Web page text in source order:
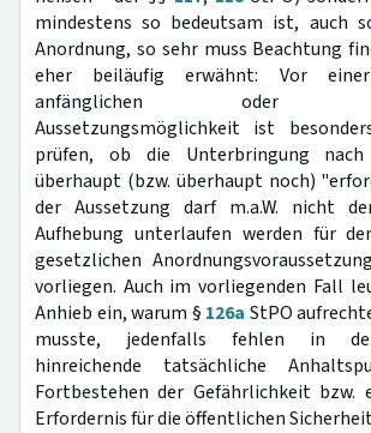
mindestens so bedeutsam ist, auch
Anordnung, so sehr muss Beachtung
eher beiläufig erwähnt: Vor
anfänglichen oder
Aussetzungsmöglichkeit ist
prüfen, ob die Unterbringung
überhaupt (bzw. überhaupt noch)
der Aussetzung darf m.a.W. nicht
Aufhebung unterlaufen werden für
gesetzlichen
vorliegen. Auch im vorliegenden Fall
Anhieb ein, warum § 126a StPO
musste, jedenfalls fehlen in
hinreichende tatsächliche
Fortbestehen der Gefährlichkeit bzw.
Erfordernis für die öffentlichen